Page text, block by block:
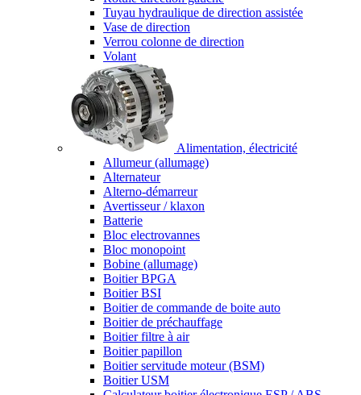
Tuyau hydraulique de direction assistée
Vase de direction
Verrou colonne de direction
Volant
Alimentation, électricité
Allumeur (allumage)
Alternateur
Alterno-démarreur
Avertisseur / klaxon
Batterie
Bloc electrovannes
Bloc monopoint
Bobine (allumage)
Boitier BPGA
Boitier BSI
Boitier de commande de boite auto
Boitier de préchauffage
Boitier filtre à air
Boitier papillon
Boitier servitude moteur (BSM)
Boitier USM